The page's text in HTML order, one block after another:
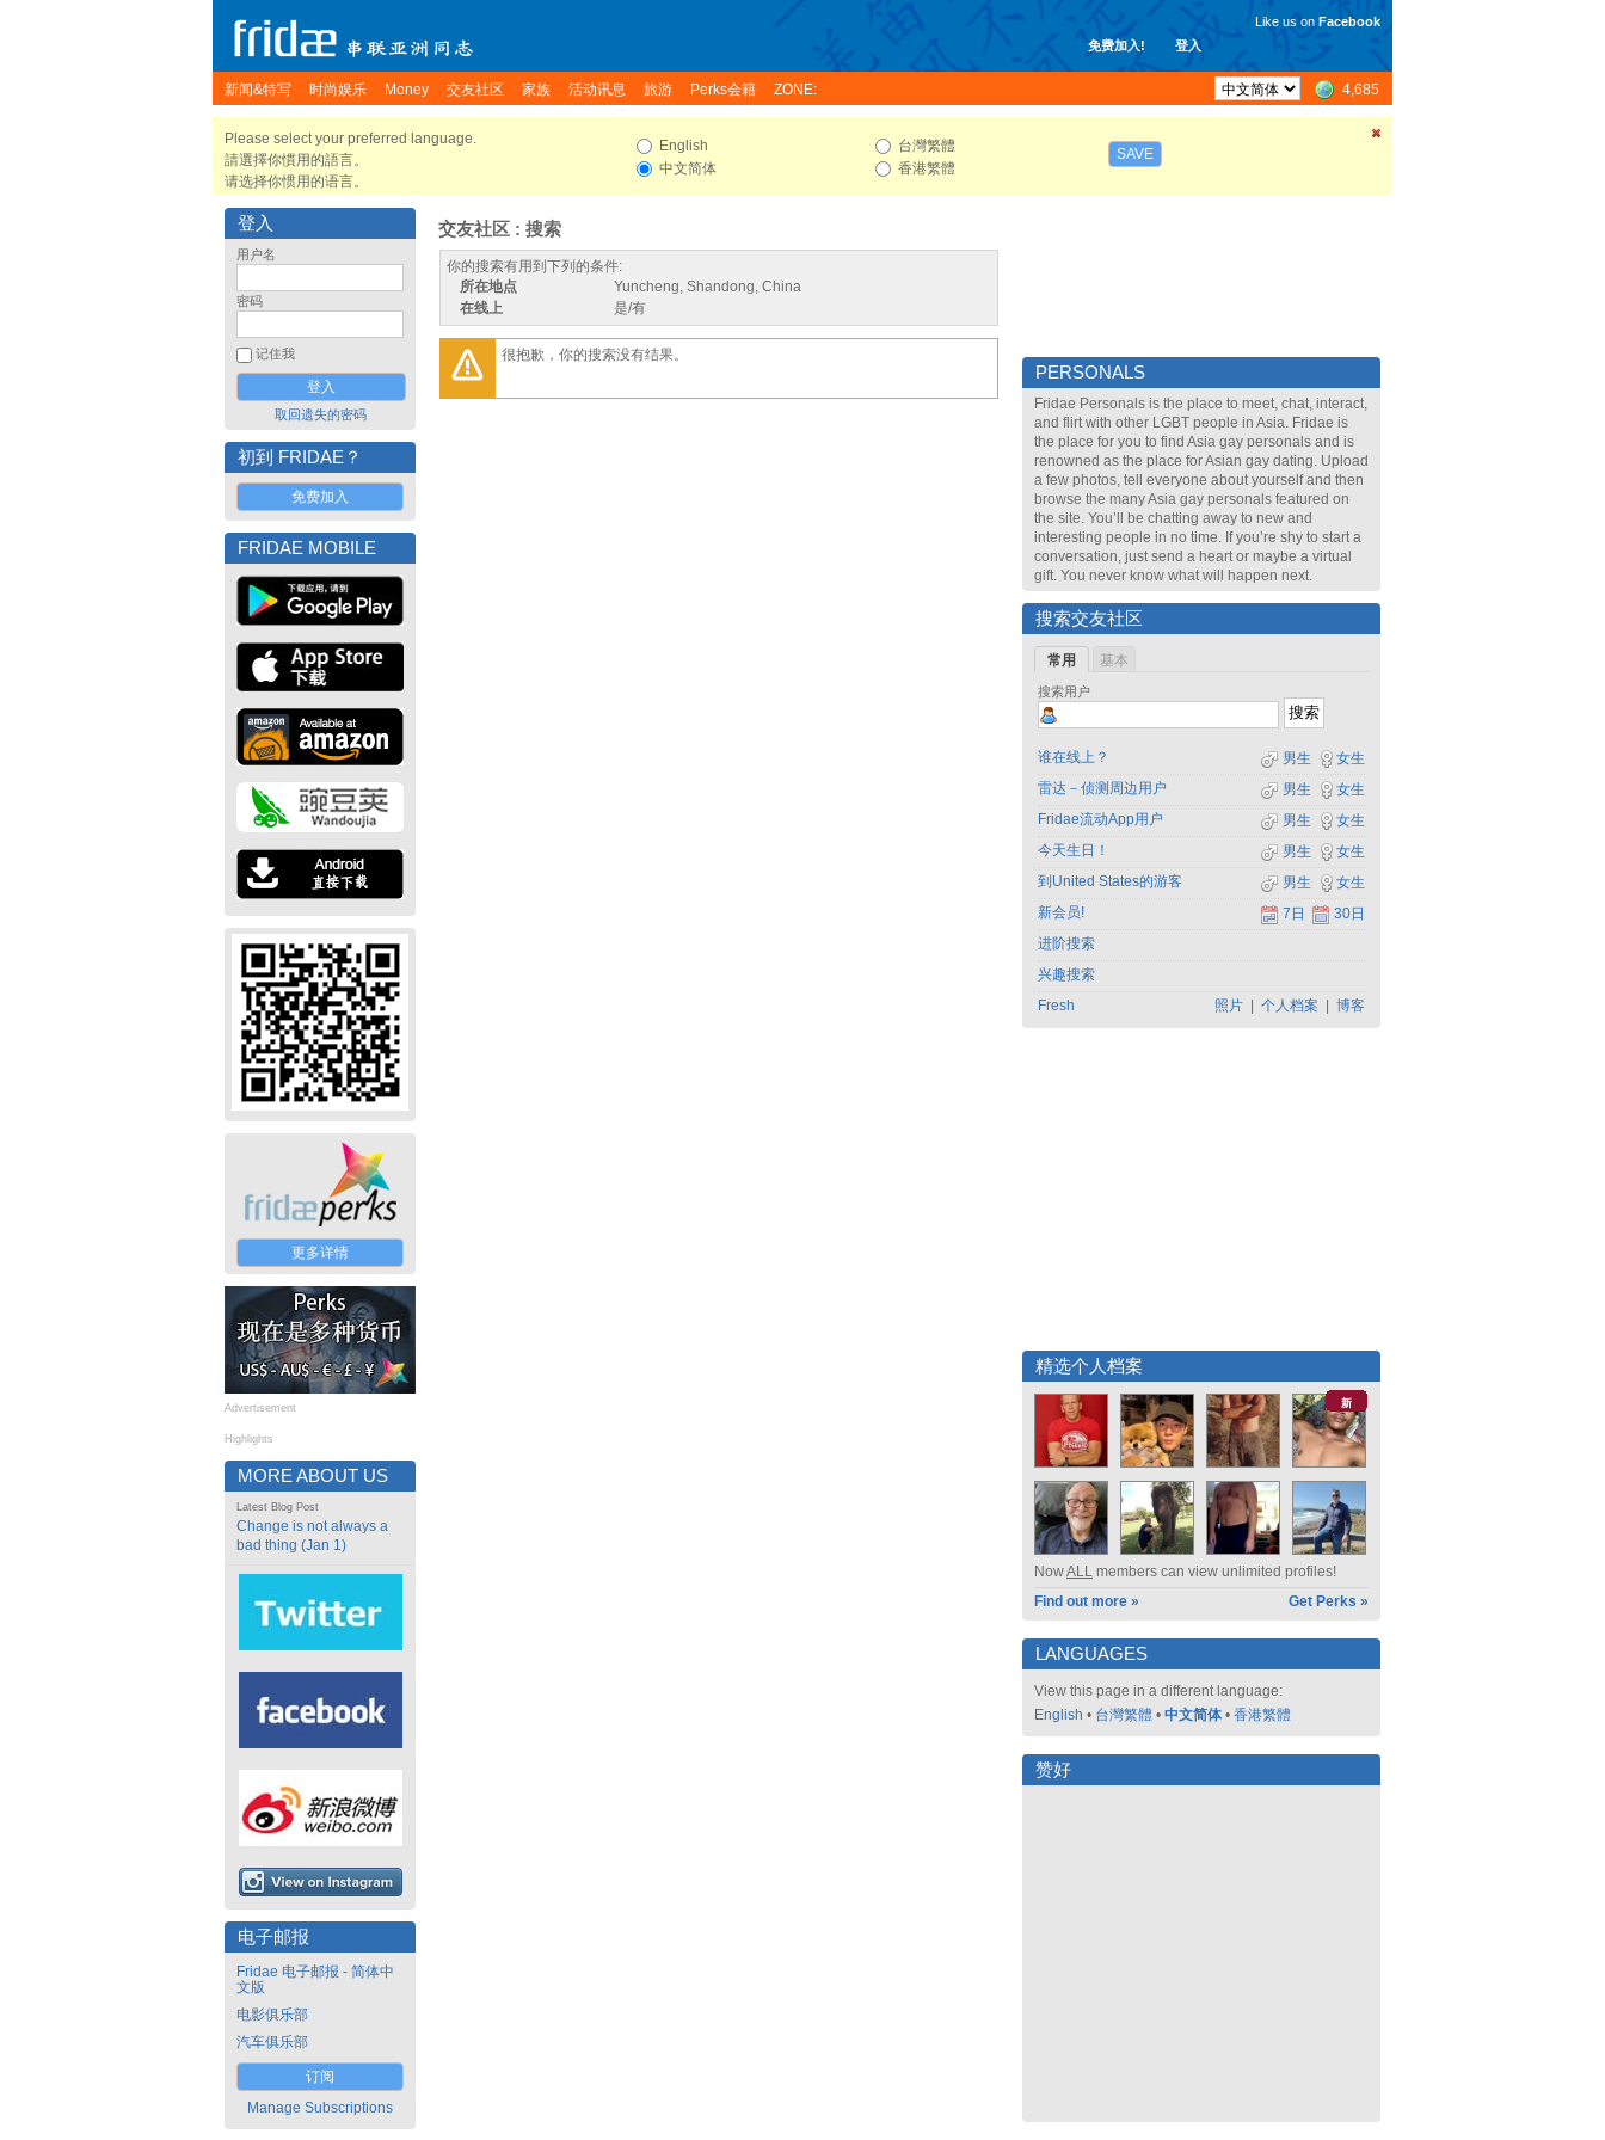
免费加入! 登入
Like us on Facebook
新闻&特写 时尚娱乐 Money 交友社区 家族 活动讯息 旅游 Perks会籍 ZONE: 4,685
Please select your preferred language.
請選擇你慣用的語言。
请选择你惯用的语言。
English
中文简体
台灣繁體
香港繁體
SAVE
登入
用户名
密码
记住我
取回遗失的密码
初到 FRIDAE？
免费加入
FRIDAE MOBILE
更多详情
Advertisement
Highlights
MORE ABOUT US
Latest Blog Post
Change is not always a
bad thing (Jan 1)
电子邮报
Fridae 电子邮报 - 简体中
文版
电影俱乐部
汽车俱乐部
订阅
Manage Subscriptions
交友社区 : 搜索
你的搜索有用到下列的条件:
所在地点
Yuncheng, Shandong, China
在线上
是/有
很抱歉，你的搜索没有结果。
PERSONALS
Fridae Personals is the place to meet, chat, interact,
and flirt with other LGBT people in Asia. Fridae is
the place for you to find Asia gay personals and is
renowned as the place for Asian gay dating. Upload
a few photos, tell everyone about yourself and then
browse the many Asia gay personals featured on
the site. You’ll be chatting away to new and
interesting people in no time. If you’re shy to start a
conversation, just send a heart or maybe a virtual
gift. You never know what will happen next.
搜索交友社区
常用 基本
搜索用户
谁在线上？ 女生
男生
雷达－侦测周边用户
女生
男生
Fridae流动App用户
女生
男生
今天生日！
女生
男生
到United States的游客
女生
男生
新会员!
30日
7日
进阶搜索
兴趣搜索
Fresh
照片 个人档案 博客
精选个人档案
新
NowALL members can view unlimited profiles!
Find out more »
Get Perks »
LANGUAGES
View this page in a different language:
English • 台灣繁體 • 中文简体 • 香港繁體
赞好